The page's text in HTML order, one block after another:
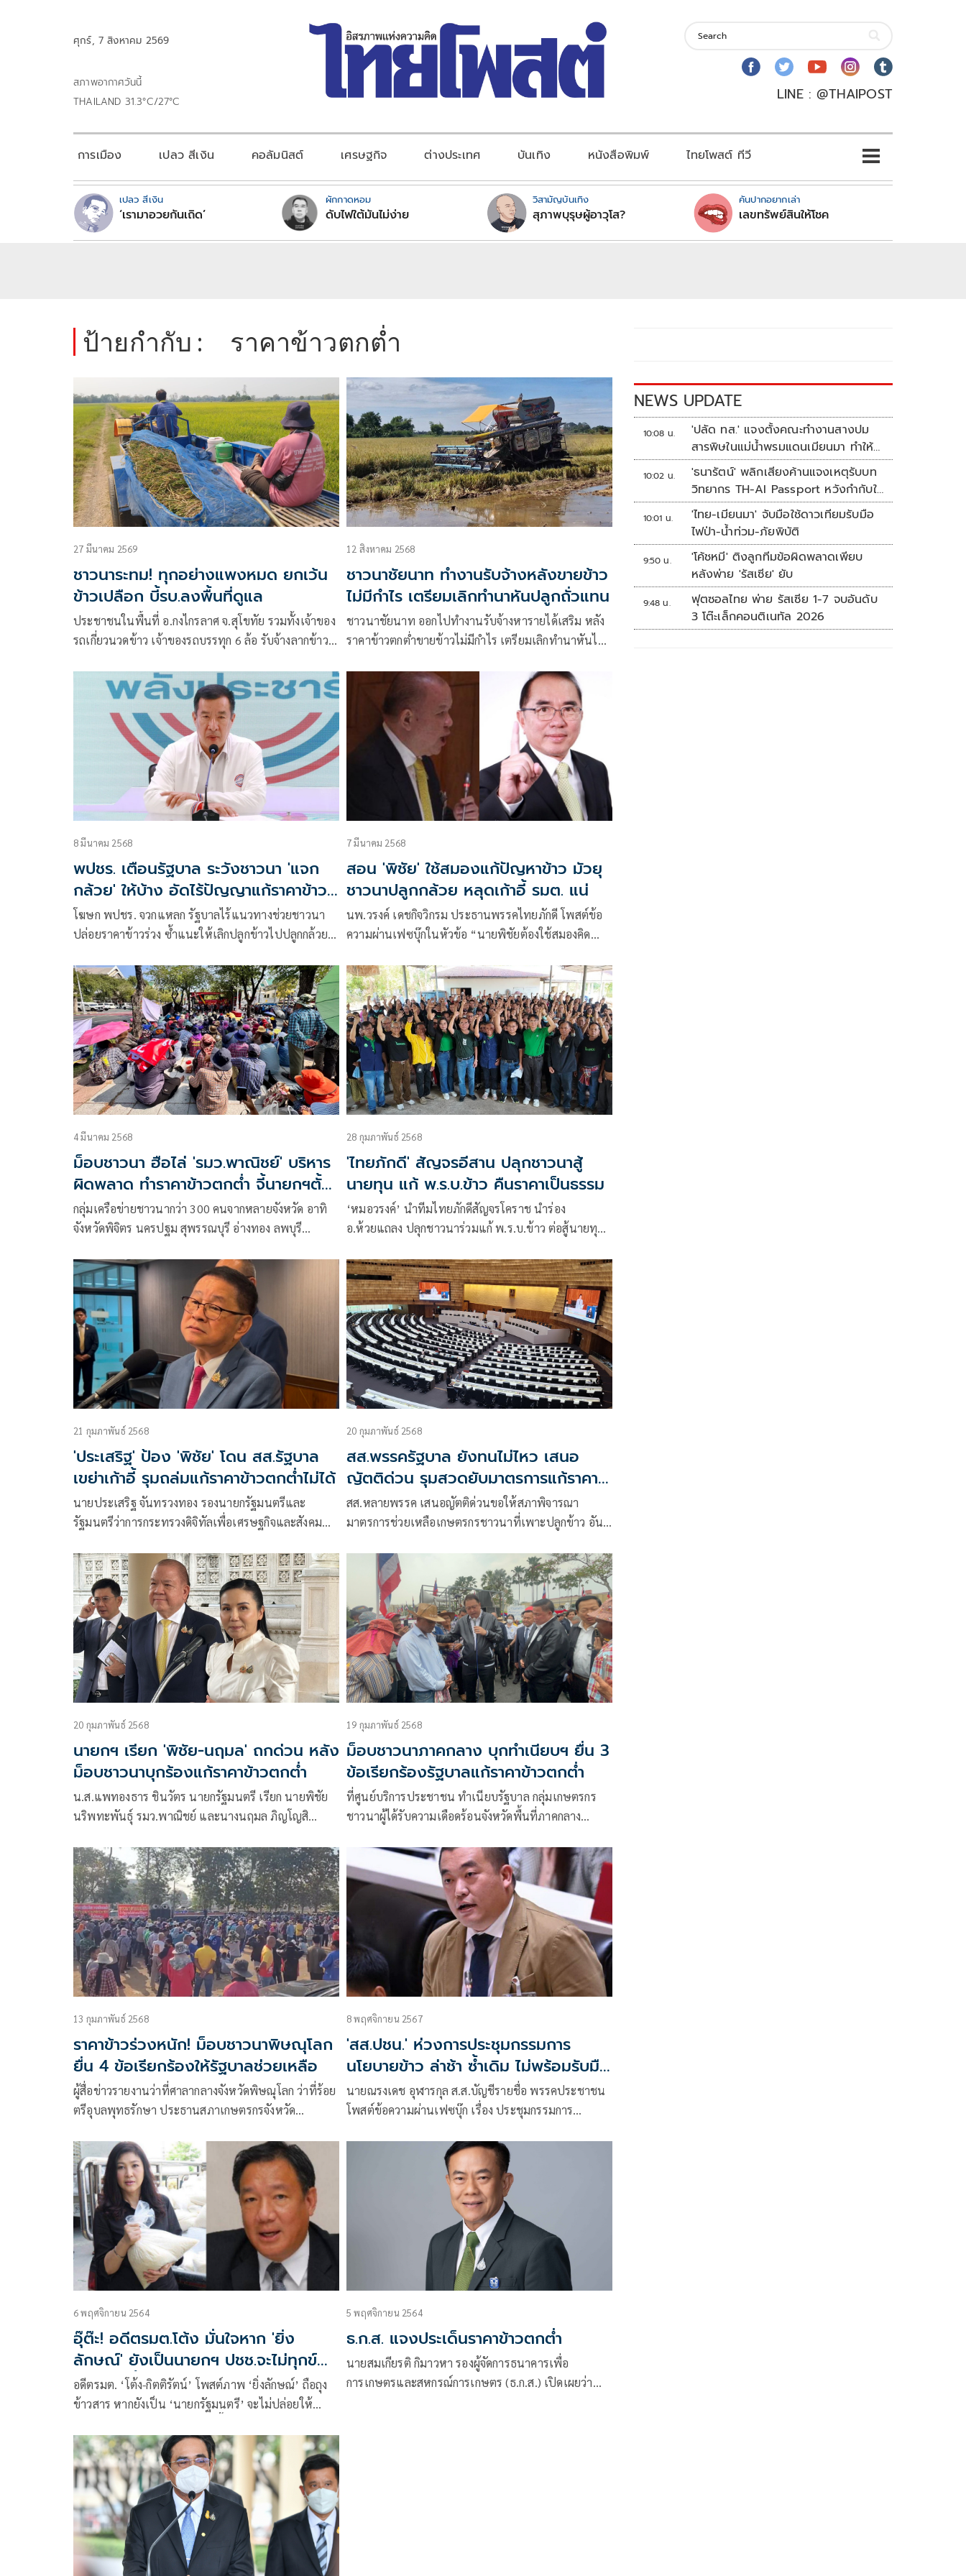
ศุกร์, 7 สิงหาคม 2569
สภาพอากาศวันนี้
THAILAND 31.3°C/27°C
LINE : @THAIPOST
การเมือง เปลว สีเงิน คอลัมนิสต์ เศรษฐกิจ ต่างประเทศ บันเทิง หนังสือพิมพ์ ไทยโพสต์ ทีวี
เปลว สีเงิน
‘เรามาอวยกันเถิด’
ผักกาดหอม
ดับไฟใต้มันไม่ง่าย
วิสามัญบันเทิง
สุภาพบุรุษผู้อาวุโส?
คันปากอยากเล่า
เลขทรัพย์สินให้โชค
ป้ายกำกับ : ราคาข้าวตกต่ำ
27 มีนาคม 2569
ชาวนาระทม! ทุกอย่างแพงหมด ยกเว้น
ข้าวเปลือก บี้รบ.ลงพื้นที่ดูแล
ประชาชนในพื้นที่ อ.กงไกรลาศ จ.สุโขทัย รวมทั้งเจ้าของ
รถเกี่ยวนวดข้าว เจ้าของรถบรรทุก 6 ล้อ รับจ้างลากข้าว
12 สิงหาคม 2568
ชาวนาชัยนาท ทำงานรับจ้างหลังขายข้าว
ไม่มีกำไร เตรียมเลิกทำนาหันปลูกถั่วแทน
ชาวนาชัยนาท ออกไปทำงานรับจ้างหารายได้เสริม หลัง
ราคาข้าวตกต่ำขายข้าวไม่มีกำไร เตรียมเลิกทำนาหันไป
8 มีนาคม 2568
พปชร. เตือนรัฐบาล ระวังชาวนา 'แจก
กล้วย' ให้บ้าง อัดไร้ปัญญาแก้ราคาข้าว
ตกต่ำ
โฆษก พปชร. จวกแหลก รัฐบาลไร้แนวทางช่วยชาวนา
ปล่อยราคาข้าวร่วง ซ้ำแนะให้เลิกปลูกข้าวไปปลูกกล้วย
ประชารัฐช่วยชาวนาไร่ละ 1,000 บาท 20 ไร่ ชี้ที่ให้ 10
ไร่ ไม่พอ แขวะระวังชาวนา ‘แจกกล้วย’ ให้บ้างจะหาว่า
ไม่เตือน
7 มีนาคม 2568
สอน 'พิชัย' ใช้สมองแก้ปัญหาข้าว มัวยุ
ชาวนาปลูกกล้วย หลุดเก้าอี้ รมต. แน่
นพ.วรงค์ เดชกิจวิกรม ประธานพรรคไทยภักดี โพสต์ข้อ
ความผ่านเฟซบุ๊กในหัวข้อ “นายพิชัยต้องใช้สมองคิด
4 มีนาคม 2568
ม็อบชาวนา ฮือไล่ 'รมว.พาณิชย์' บริหาร
ผิดพลาด ทำราคาข้าวตกต่ำ จี้นายกฯตั้ง
กก.สอบ
กลุ่มเครือข่ายชาวนากว่า 300 คนจากหลายจังหวัด อาทิ
จังหวัดพิจิตร นครปฐม สุพรรณบุรี อ่างทอง ลพบุรี
เกษตรและสหกรณ์ ก่อนเคลื่อนตัวมาชุมนุมที่บริเวณเชิง
สะพานมัฆวานรังสรรค์
28 กุมภาพันธ์ 2568
'ไทยภักดี' สัญจรอีสาน ปลุกชาวนาสู้
นายทุน แก้ พ.ร.บ.ข้าว คืนราคาเป็นธรรม
‘หมอวรงค์’ นำทีมไทยภักดีสัญจรโคราช นำร่อง
อ.ห้วยแถลง ปลุกชาวนาร่วมแก้ พ.ร.บ.ข้าว ต่อสู้นายทุน
21 กุมภาพันธ์ 2568
'ประเสริฐ' ป้อง 'พิชัย' โดน สส.รัฐบาล
เขย่าเก้าอี้ รุมถล่มแก้ราคาข้าวตกต่ำไม่ได้
นายประเสริฐ​ จันทรวงทอง​ รองนายก​รัฐมนตรี​และ​
รัฐมนตรี​ว่าการ​กระทรวง​ดิจิทัลเพื่อ​เศรษฐกิจ​และ​สังคม​
พรรคการเมือง เสนอญัตติด่วน​ เพื่อให้สภาพิจารณา
มาตรการช่วยเหลือเกษตรกรชาวนาที่เพาะปลูกข้าว
20 กุมภาพันธ์ 2568
สส.พรรครัฐบาล ยังทนไม่ไหว เสนอ
ญัตติด่วน รุมสวดยับมาตรการแก้ราคา
ข้าวตกต่ำไม่ได้ผล
สส.หลายพรรค เสนอญัตติด่วนขอให้สภาพิจารณา
มาตรการช่วยเหลือเกษตรกรชาวนาที่เพาะปลูกข้าว อัน
ได้แก่ พรรคเพื่อไทย , พรรคภูมิใจไทย , พรรครวมไทย
สร้างชาติ , พรรคประชาชน , พรรคชาติไทยพัฒนา
นอกจากนี้ ยังมีญัตติที่บรรจุอยู่ในวาระแล้วและมีเนื้อหา
คล้ายกัน ของพรรคไทยสร้างไทยและพรรคกล้าธรรม นำ
มาพิจารณาพร้อมกัน รวม 7 ญัตติ
20 กุมภาพันธ์ 2568
นายกฯ เรียก 'พิชัย-นฤมล' ถกด่วน หลัง
ม็อบชาวนาบุกร้องแก้ราคาข้าวตกต่ำ
น.ส.แพทองธาร ชินวัตร นายกรัฐมนตรี เรียก นายพิชัย
นริพทะพันธุ์ รมว.พาณิชย์ และนางนฤมล ภิญโญสิ
ข้าวตกต่ำ
19 กุมภาพันธ์ 2568
ม็อบชาวนาภาคกลาง บุกทำเนียบฯ ยื่น 3
ข้อเรียกร้องรัฐบาลแก้ราคาข้าวตกต่ำ
ที่ศูนย์บริการประชาชน ทำเนียบรัฐบาล กลุ่มเกษตรกร
ชาวนาผู้ได้รับความเดือดร้อนจังหวัดพื้นที่ภาคกลาง
อ่างทอง ลพบุรี สิงห์บุรี ชัยนาท และปทุมธานี ประมาณ
200 คน
13 กุมภาพันธ์ 2568
ราคาข้าวร่วงหนัก! ม็อบชาวนาพิษณุโลก
ยื่น 4 ข้อเรียกร้องให้รัฐบาลช่วยเหลือ
ผู้สื่อข่าวรายงานว่าที่ศาลากลางจังหวัดพิษณุโลก ว่าที่ร้อย
ตรีอุบลพุทธรักษา ประธานสภาเกษตรกรจังหวัด
บางระกำ พรหมพิราม เมือง จำนวนกว่า 500 ค
8 พฤศจิกายน 2567
'สส.ปชน.' ห่วงการประชุมกรรมการ
นโยบายข้าว ล่าช้า ซ้ำเดิม ไม่พร้อมรับมือ
กับภาวะโลกรวน
นายณรงเดช อุฬารกุล ส.ส.บัญชีรายชื่อ พรรคประชาชน
โพสต์ข้อความผ่านเฟซบุ๊ก เรื่อง ประชุมกรรมการ
โลกรวน มีเนื้อหาดังนี้
6 พฤศจิกายน 2564
อุ๊ต๊ะ! อดีตรมต.โต้ง มั่นใจหาก 'ยิ่ง
ลักษณ์' ยังเป็นนายกฯ ปชช.จะไม่ทุกข์
ยากแบบนี้
อดีตรมต. ‘โต้ง-กิตติรัตน์’ โพสต์ภาพ ‘ยิ่งลักษณ์’ ถือถุง
ข้าวสาร หากยังเป็น ‘นายกรัฐมนตรี’ จะไม่ปล่อยให้
5 พฤศจิกายน 2564
ธ.ก.ส. แจงประเด็นราคาข้าวตกต่ำ
นายสมเกียรติ กิมาวหา รองผู้จัดการธนาคารเพื่อ
การเกษตรและสหกรณ์การเกษตร (ธ.ก.ส.) เปิดเผยว่า
NEWS UPDATE
10:08 น.
'ปลัด ทส.' แจงตั้งคณะทำงานสางปม
สารพิษในแม่น้ำพรมแดนเมียนมา ทำให้
แก้ปัญหารวดเร็ว
10:02 น.
'ธนารัตน์' พลิกเสียงค้านแจงเหตุรับบท
วิทยากร TH-AI Passport หวังกำกับใช้
งบเหมาะสม ชูจุดเด่นคนไทยได้ใช้ AI
ระดับโปร ลดเหลื่อมล้ำทางเทคโนโลยี
เซฟงบไปกว่า900ล้าน เชื่อหากใช้เต็มที่
เอกชนขาดทุนย่อยยับ
10:01 น.
'ไทย-เมียนมา' จับมือใช้ดาวเทียมรับมือ
ไฟป่า-น้ำท่วม-ภัยพิบัติ
9:50 น.
'โค้ชหมี' ติงลูกทีมข้อผิดพลาดเพียบ
หลังพ่าย 'รัสเซีย' ยับ
9:48 น.
ฟุตซอลไทย พ่าย รัสเซีย 1-7 จบอันดับ
3 โต๊ะเล็กคอนติเนทัล 2026